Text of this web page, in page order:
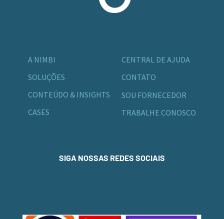
A NIMBI
SOLUÇÕES
CONTEÚDO & INSIGHTS
CASES
CENTRAL DE AJUDA
CONTATO
SOU FORNECEDOR
TRABALHE CONOSCO
SIGA NOSSAS REDES SOCIAIS